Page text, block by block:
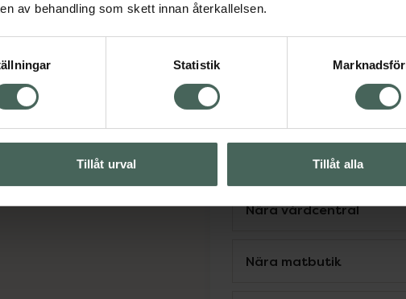
av behandling som skett innan återkallelsen.
Statistik
Tillåt urval Tillåt alla
Tänk på att personen som
finns på apoteket alla
förekomma. Kontakta oss
Service
Nära vårdcentral
Nära matbutik